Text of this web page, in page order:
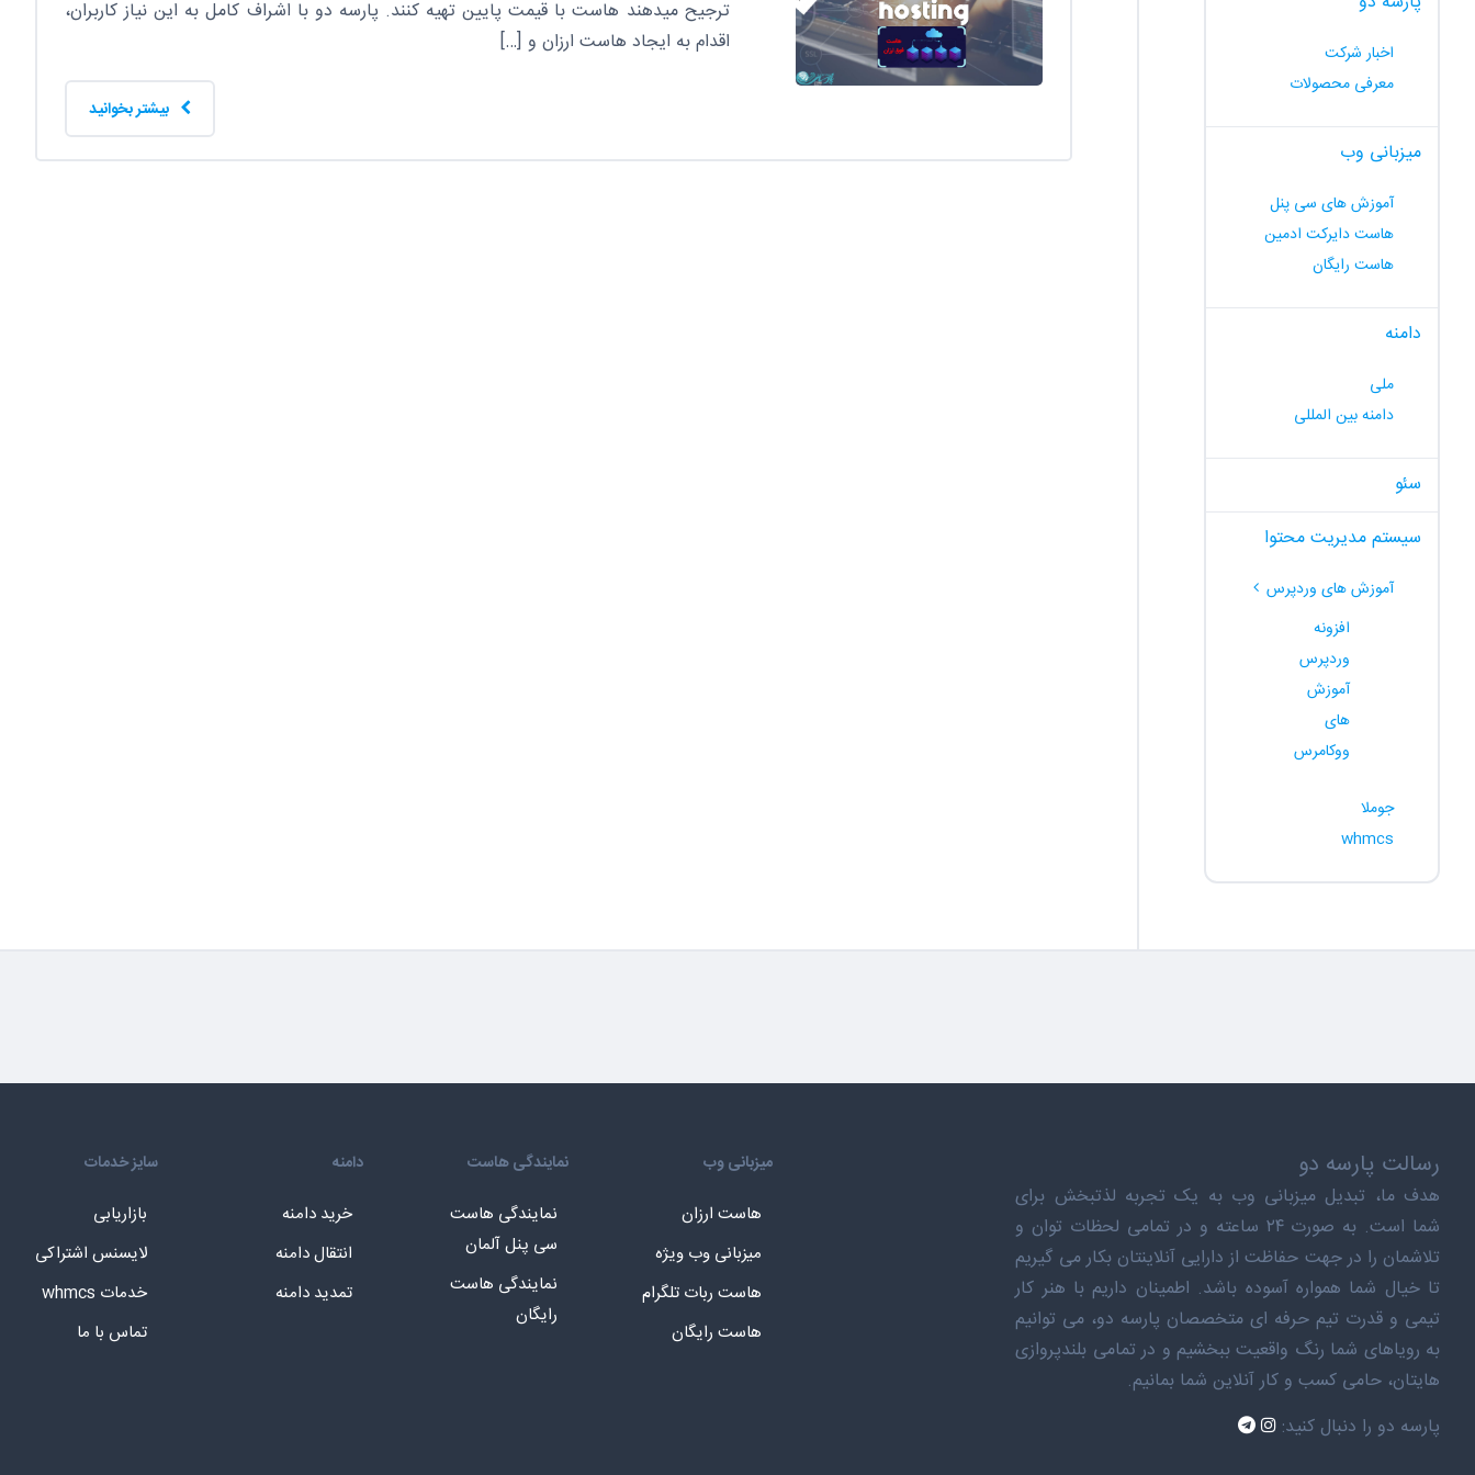
ترجیح میدهند هاست با قیمت پایین تهیه کنند. پارسه دو با اشراف کامل به این نیاز کاربران،
اقدام به ایجاد هاست ارزان و […]
اخبار شرکت
معرفی محصولات
میزبانی وب
آموزش های سی پنل
هاست دایرکت ادمین
هاست رایگان
دامنه
ملی
دامنه بین المللی
سئو
سیستم مدیریت محتوا
آموزش های وردپرس
افزونه
وردپرس
آموزش
های
ووکامرس
جوملا
whmcs
رسالت پارسه دو
هدف ما، تبدیل میزبانی وب به یک تجربه لذتبخش برای
شما است. به صورت ۲۴ ساعته و در تمامی لحظات توان و
تلاشمان را در جهت حفاظت از دارایی آنلاینتان بکار می گیریم
تا خیال شما همواره آسوده باشد. اطمینان داریم با هنر کار
تیمی و قدرت تیم حرفه ای متخصصان پارسه دو، می توانیم
به رویاهای شما رنگ واقعیت ببخشیم و در تمامی بلندپروازی
هایتان، حامی کسب و کار آنلاین شما بمانیم.
پارسه دو را دنبال کنید:
میزبانی وب
هاست ارزان
میزبانی وب ویژه
هاست ربات تلگرام
هاست رایگان
نمایندگی هاست
نمایندگی هاست
سی پنل آلمان
نمایندگی هاست
رایگان
دامنه
خرید دامنه
انتقال دامنه
تمدید دامنه
سایز خدمات
بازاریابی
لایسنس اشتراکی
خدمات whmcs
تماس با ما